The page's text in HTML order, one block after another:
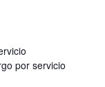
por servicio